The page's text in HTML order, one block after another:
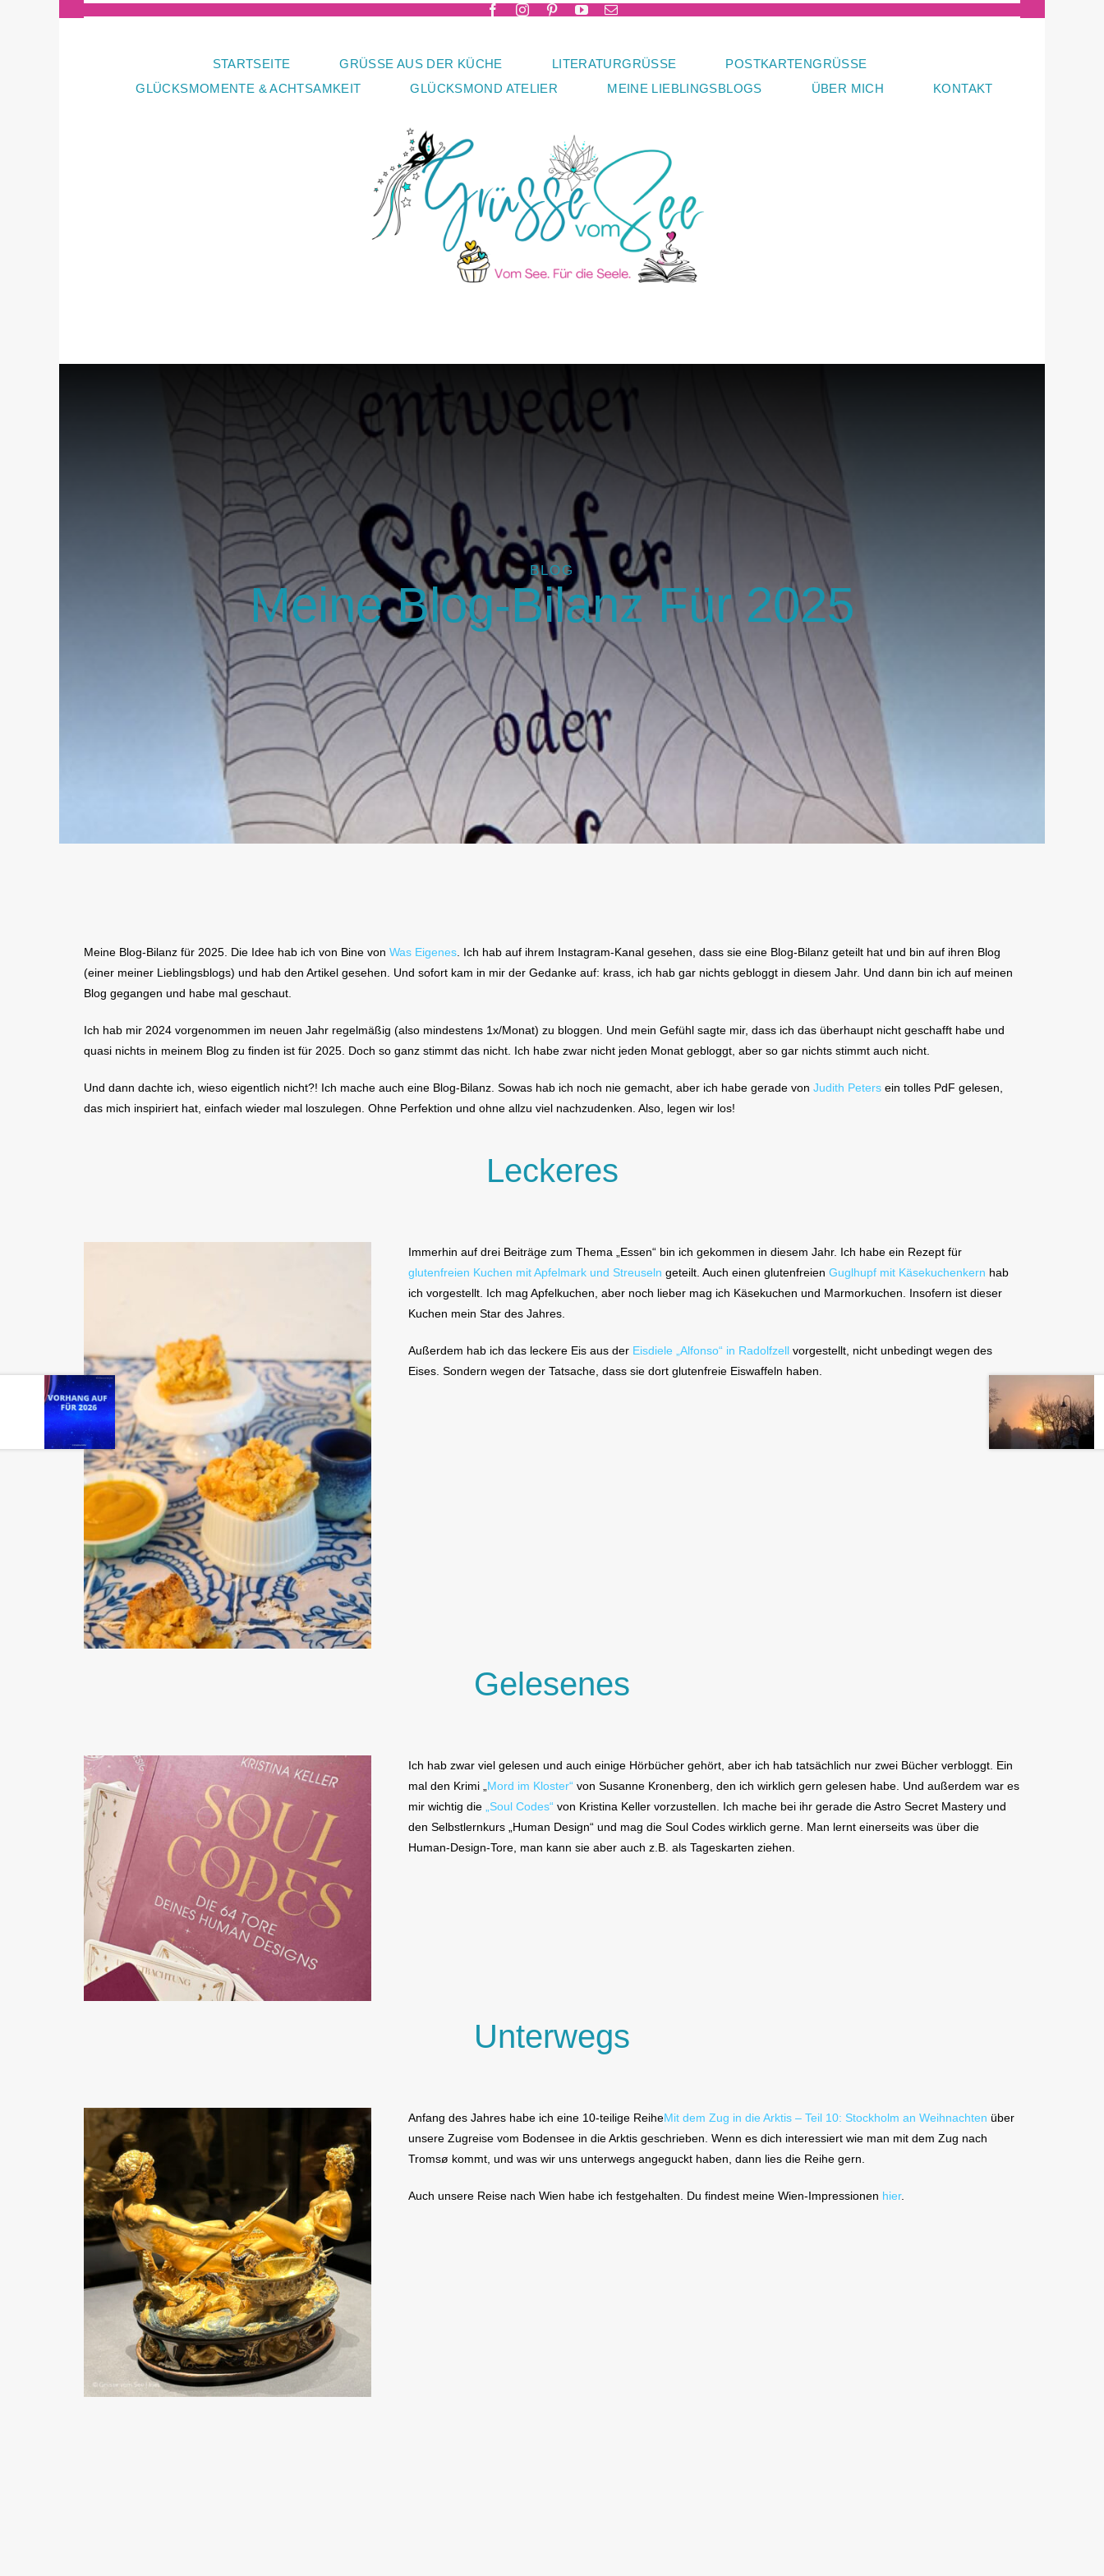
STARTSEITE GRÜSSE AUS DER KÜCHE LITERATURGRÜSSE
POSTKARTENGRÜSSE
GLÜCKSMOMENTE & ACHTSAMKEIT
GLÜCKSMOND ATELIER MEINE LIEBLINGSBLOGS ÜBER MICH KONTAKT
BLOG
Meine Blog-Bilanz Für 2025
Meine Blog-Bilanz für 2025. Die Idee hab ich von Bine von Was Eigenes. Ich hab auf ihrem Instagram-Kanal gesehen, dass sie eine Blog-Bilanz geteilt hat und bin auf ihren Blog
(einer meiner Lieblingsblogs) und hab den Artikel gesehen. Und sofort kam in mir der Gedanke auf: krass, ich hab gar nichts gebloggt in diesem Jahr. Und dann bin ich auf meinen
Blog gegangen und habe mal geschaut.
Ich hab mir 2024 vorgenommen im neuen Jahr regelmäßig (also mindestens 1x/Monat) zu bloggen. Und mein Gefühl sagte mir, dass ich das überhaupt nicht geschafft habe und
quasi nichts in meinem Blog zu finden ist für 2025. Doch so ganz stimmt das nicht. Ich habe zwar nicht jeden Monat gebloggt, aber so gar nichts stimmt auch nicht.
Und dann dachte ich, wieso eigentlich nicht?! Ich mache auch eine Blog-Bilanz. Sowas hab ich noch nie gemacht, aber ich habe gerade von Judith Petersein tolles PdF gelesen,
das mich inspiriert hat, einfach wieder mal loszulegen. Ohne Perfektion und ohne allzu viel nachzudenken. Also, legen wir los!
Leckeres
Immerhin auf drei Beiträge zum Thema „Essen“ bin ich gekommen in diesem Jahr. Ich habe ein Rezept für
glutenfreien Kuchen mit Apfelmark und Streuseln geteilt. Auch einen glutenfreienGuglhupf mit Käsekuchenkern hab
ich vorgestellt. Ich mag Apfelkuchen, aber noch lieber mag ich Käsekuchen und Marmorkuchen. Insofern ist dieser
Kuchen mein Star des Jahres.
Außerdem hab ich das leckere Eis aus der Eisdiele „Alfonso“ in Radolfzell vorgestellt, nicht unbedingt wegen des
Eises. Sondern wegen der Tatsache, dass sie dort glutenfreie Eiswaffeln haben.
Gelesenes
Ich hab zwar viel gelesen und auch einige Hörbücher gehört, aber ich hab tatsächlich nur zwei Bücher verbloggt. Ein
mal den Krimi „ Mord im Kloster“ von Susanne Kronenberg, den ich wirklich gern gelesen habe. Und außerdem war es
mir wichtig die
„Soul Codes“ von Kristina Keller vorzustellen. Ich mache bei ihr gerade die Astro Secret Mastery und
den Selbstlernkurs „Human Design“ und mag die Soul Codes wirklich gerne. Man lernt einerseits was über die
Human-Design-Tore, man kann sie aber auch z.B. als Tageskarten ziehen.
Unterwegs
Anfang des Jahres habe ich eine 10-teilige ReiheMit dem Zug in die Arktis – Teil 10: Stockholm an Weihnachten über
unsere Zugreise vom Bodensee in die Arktis geschrieben. Wenn es dich interessiert wie man mit dem Zug nach
Tromsø kommt, und was wir uns unterwegs angeguckt haben, dann lies die Reihe gern.
Auch unsere Reise nach Wien habe ich festgehalten. Du findest meine Wien-Impressionen hier.